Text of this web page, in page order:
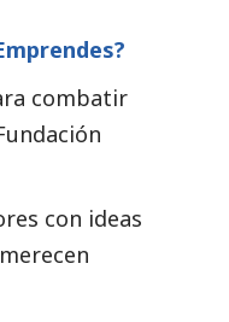
combatir
con ideas